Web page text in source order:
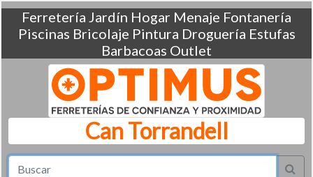
Ferretería Jardín Hogar Menaje Fontanería
Piscinas Bricolaje Pintura Droguería Estufas
Barbacoas Outlet
Can Torrandell